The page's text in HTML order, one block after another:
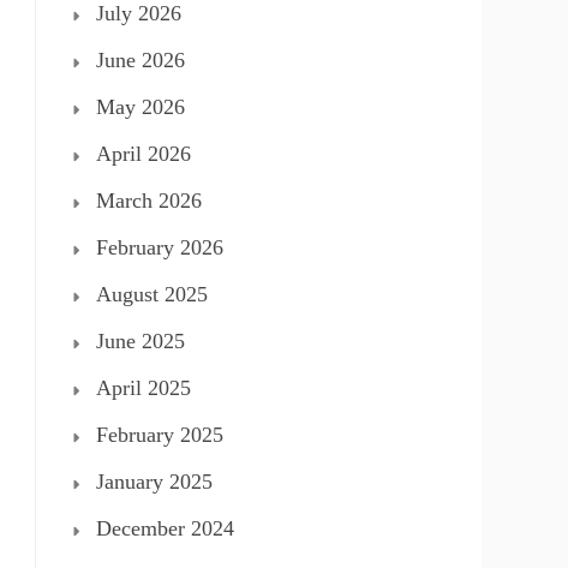
July 2026
June 2026
May 2026
April 2026
March 2026
February 2026
August 2025
June 2025
April 2025
February 2025
January 2025
December 2024